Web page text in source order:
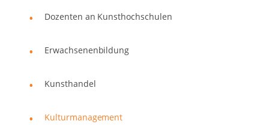
Dozenten an Kunsthochschulen
Erwachsenenbildung
Kunsthandel
Kulturmanagement